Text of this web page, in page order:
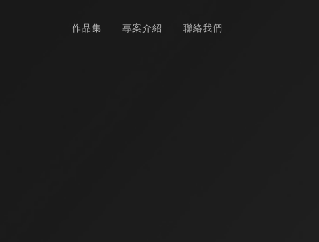
作品集 專案介紹 聯絡我們